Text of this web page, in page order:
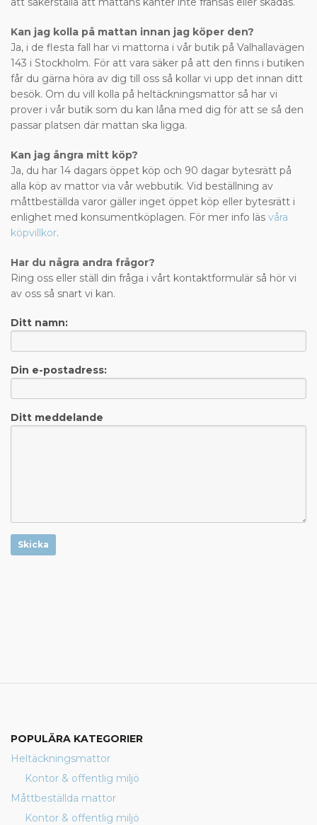
Kan jag kolla på mattan innan jag köper den?
Ja, i de flesta fall har vi mattorna i vår butik på Valhallavägen
143 i Stockholm. För att vara säker på att den finns i butiken
får du gärna höra av dig till oss så kollar vi upp det innan ditt
besök. Om du vill kolla på heltäckningsmattor så har vi
prover i vår butik som du kan låna med dig för att se så den
passar platsen där mattan ska ligga.
Kan jag ångra mitt köp?
Ja, du har 14 dagars öppet köp och 90 dagar bytesrätt på
alla köp av mattor via vår webbutik. Vid beställning av
måttbeställda varor gäller inget öppet köp eller bytesrätt i
enlighet med konsumentköplagen. För mer info läs våra
köpvillkor.
Har du några andra frågor?
Ring oss eller ställ din fråga i vårt kontaktformulär så hör vi
av oss så snart vi kan.
Ditt namn:
Din e-postadress:
Ditt meddelande
Skicka
POPULÄRA KATEGORIER
Heltäckningsmattor
Kontor & offentlig miljö
Måttbeställda mattor
Kontor & offentlig miljö